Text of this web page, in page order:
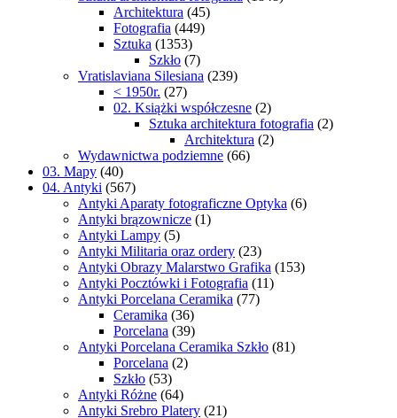
Architektura (45)
Fotografia (449)
Sztuka (1353)
Szkło (7)
Vratislaviana Silesiana (239)
< 1950r. (27)
02. Książki współczesne (2)
Sztuka architektura fotografia (2)
Architektura (2)
Wydawnictwa podziemne (66)
03. Mapy (40)
04. Antyki (567)
Antyki Aparaty fotograficzne Optyka (6)
Antyki brązownicze (1)
Antyki Lampy (5)
Antyki Militaria oraz ordery (23)
Antyki Obrazy Malarstwo Grafika (153)
Antyki Pocztówki i Fotografia (11)
Antyki Porcelana Ceramika (77)
Ceramika (36)
Porcelana (39)
Antyki Porcelana Ceramika Szkło (81)
Porcelana (2)
Szkło (53)
Antyki Różne (64)
Antyki Srebro Platery (21)